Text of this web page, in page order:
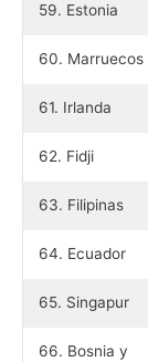
59. Estonia
60. Marruecos
61. Irlanda
62. Fidji
63. Filipinas
64. Ecuador
65. Singapur
66. Bosnia y